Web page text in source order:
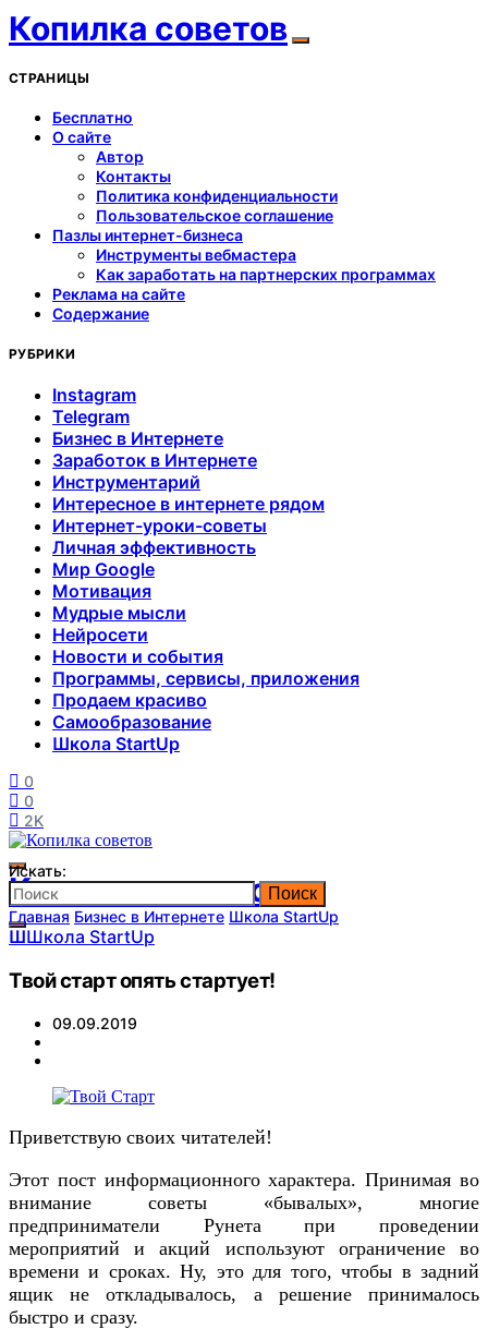
Копилка советов
СТРАНИЦЫ
Бесплатно
О сайте
Автор
Контакты
Политика конфиденциальности
Пользовательское соглашение
Пазлы интернет-бизнеса
Инструменты вебмастера
Как заработать на партнерских программах
Реклама на сайте
Содержание
РУБРИКИ
Instagram
Telegram
Бизнес в Интернете
Заработок в Интернете
Инструментарий
Интересное в интернете рядом
Интернет-уроки-советы
Личная эффективность
Мир Google
Мотивация
Мудрые мысли
Нейросети
Новости и события
Программы, сервисы, приложения
Продаем красиво
Самообразование
Школа StartUp
0
0
2K
Копилка советов
Искать:
Поиск
Главная Бизнес в Интернете Школа StartUp
ШШкола StartUp
Твой старт опять стартует!
09.09.2019
Приветствую своих читателей!
Этот пост информационного характера. Принимая во
внимание советы «бывалых», многие
предприниматели Рунета при проведении
мероприятий и акций используют ограничение во
времени и сроках. Ну, это для того, чтобы в задний
ящик не откладывалось, а решение принималось
быстро и сразу.